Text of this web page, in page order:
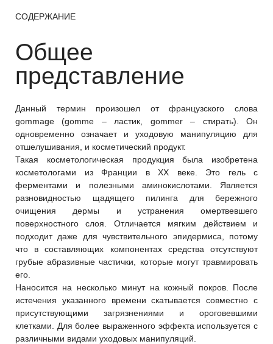
СОДЕРЖАНИЕ
Общее
представление
Данный термин произошел от французского слова
gommage (gomme – ластик, gommer – стирать). Он
одновременно означает и уходовую манипуляцию для
отшелушивания, и косметический продукт.
Такая косметологическая продукция была изобретена
косметологами из Франции в XX веке. Это гель с
ферментами и полезными аминокислотами. Является
разновидностью щадящего пилинга для бережного
очищения дермы и устранения омертвевшего
поверхностного слоя. Отличается мягким действием и
подходит даже для чувствительного эпидермиса, потому
что в составляющих компонентах средства отсутствуют
грубые абразивные частички, которые могут травмировать
его.
Наносится на несколько минут на кожный покров. После
истечения указанного времени скатывается совместно с
присутствующими загрязнениями и ороговевшими
клетками. Для более выраженного эффекта используется с
различными видами уходовых манипуляций.